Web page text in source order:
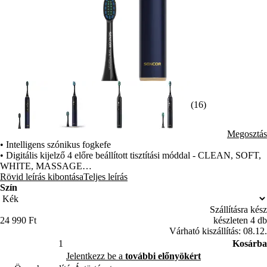
(16)
Megosztás
• Intelligens szónikus fogkefe
• Digitális kijelző 4 előre beállított tisztítási móddal - CLEAN, SOFT,
WHITE, MASSAGE
• Nyomásérzékelő védi az érzékeny ínyt a túlzott fogmosástól
• Az akkumulátor állapotának jelzése a kijelzőn
• Időszámláló az ajánlott fogmosási idővel 2 perc
• Az intelligens időzítő a Quadpacer technológiának köszönhetően 4
blokkra osztja a fogmosást a legjobb tisztítás érdekében
• Akár 38.000 fogmosási lépés/perc sebességgel
• Az akkumulátor napi használat mellett akár 30 napig is kitart
• Töltés USB-C kábelen keresztül
Rövid leírás kibontásaTeljes leírás
Szín
24 990 Ft
Szállításra kész
készleten 4 db
Várható kiszállítás: 08.12.
Kosárba
Jelentkezz be a további előnyökért